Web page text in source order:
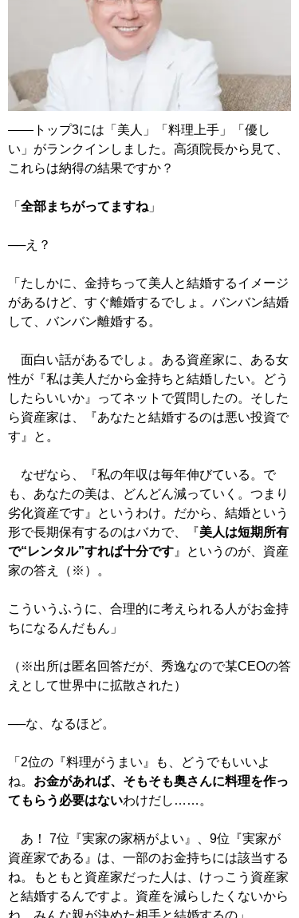
――トップ3には「美人」「料理上手」「優し
い」がランクインしました。高須院長から見て、
これらは納得の結果ですか？
「 全部まちがってますね 」
──え？
「たしかに、金持ちって美人と結婚するイメージ
があるけど、すぐ離婚するでしょ。バンバン結婚
して、バンバン離婚する。
面白い話があるでしょ。ある資産家に、ある女
性が『私は美人だから金持ちと結婚したい。どう
したらいいか』ってネットで質問したの。そした
ら資産家は、『あなたと結婚するのは悪い投資で
す』と。
なぜなら、『私の年収は毎年伸びている。で
も、あなたの美は、どんどん減っていく。つまり
劣化資産です』というわけ。だから、結婚という
形で長期保有するのはバカで、『美人は短期所有
で“レンタル”すれば十分です 』というのが、資産
家の答え（※）。
こういうふうに、合理的に考えられる人がお金持
ちになるんだもん」
（※出所は匿名回答だが、秀逸なので某CEOの答
えとして世界中に拡散された）
──な、なるほど。
「2位の『料理がうまい』も、どうでもいいよ
ね。 お金があれば、そもそも奥さんに料理を作っ
てもらう必要はないわけだし……。
あ！ 7位『実家の家柄がよい』、9位『実家が
資産家である』は、一部のお金持ちには該当する
ね。もともと資産家だった人は、けっこう資産家
と結婚するんですよ。資産を減らしたくないから
ね。みんな親が決めた相手と結婚するの」